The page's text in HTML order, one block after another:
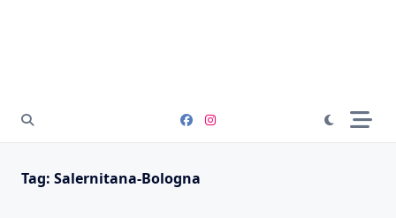
Tag: Salernitana-Bologna